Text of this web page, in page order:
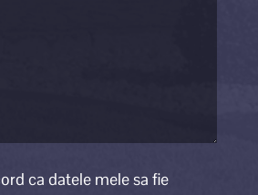
ca datele mele sa fie